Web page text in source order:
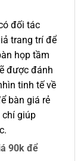
đối tác
trang trí để
họp tầm
được đánh
tinh tế về
bàn giá rẻ
chí giúp
90k để